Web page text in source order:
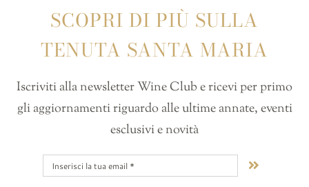
SCOPRI DI PIÙ SULLA
TENUTA SANTA MARIA
Iscriviti alla newsletter Wine Club e ricevi per primo
gli aggiornamenti riguardo alle ultime annate, eventi
esclusivi e novità